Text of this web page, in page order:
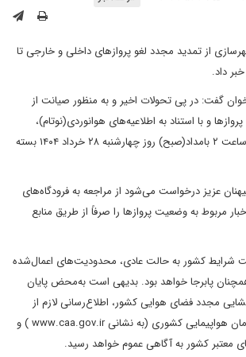
از تمدید مجدد لغو پروازهای داخلی و خارجی تا
گفت: در پی تحولات اخیر و به ‌منظور صیانت از
و با استناد به اطلاعیه‌های هوانوردی(نوتام)،
فضای پروازی کشور تا *ساعت ۲ بامداد(صبح) روز چهارشنبه ۲۸ خرداد ۱۴۰۴ بسته
عزیز درخواست می‌شود از مراجعه به فرودگاه‌های
مربوط به وضعیت پروازها را صرفاً از طریق منابع
شرایط کشور به حالت عادی، محدودیت‌های اعمال‌شده
پابرجا خواهد بود. بدیهی است به‌محض پایان
مجدد فضای هوایی کشور، اطلاع‌رسانی لازم از
طریق سایت رسمی سازمان هواپیمایی کشوری (به نشانی www.caa.gov.ir ) و
معتبر کشور به آگاهی عموم خواهد رسید.